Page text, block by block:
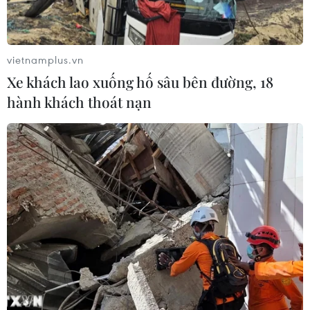
Yemen, ít nhất 45 binh sỹ thương
vong
06/08/2026 23:57
Xung đột Israel-Hamas: Ít nhất 300
trẻ em thiệt mạng trong 300 ngày
qua
06/08/2026 22:56
Iran và Oman thống nhất mở lại eo
biển Hormuz trong 60 ngày
06/08/2026 12:25
Israel thử nghiệm tên lửa Arrow giữa
vietnamplus.vn
Xe khách lao xuống hố sâu bên đường, 18
hành khách thoát nạn